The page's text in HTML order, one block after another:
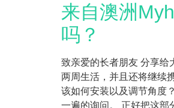
来自澳洲
吗？
致亲爱的长者朋友 分享给
两周生活，并且还将继续
该如何安装以及调节角度
一遍的询问。 正好把这部